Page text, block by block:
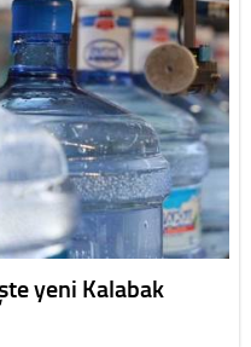
yeni Kalabak